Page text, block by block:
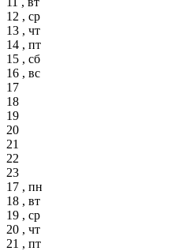
12 , ср
13 , чт
14 , пт
15 , сб
16 , вс
17
18
19
20
21
22
23
17 , пн
18 , вт
19 , ср
20 , чт
21 , пт